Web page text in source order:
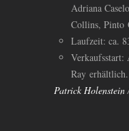
Adriana
Collins, Pinto
Laufzeit: ca.
Ray erhältlich.
Patrick Holenstein